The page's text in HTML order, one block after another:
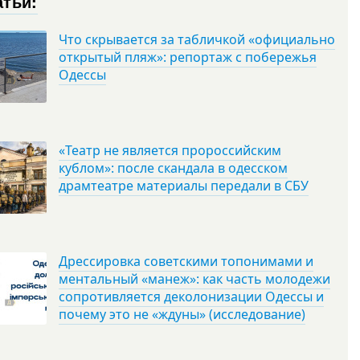
Что скрывается за табличкой «официально
открытый пляж»: репортаж с побережья
Одессы
«Театр не является пророссийским
кублом»: после скандала в одесском
драмтеатре материалы передали в СБУ
Дрессировка советскими топонимами и
ментальный «манеж»: как часть молодежи
сопротивляется деколонизации Одессы и
почему это не «ждуны» (исследование)